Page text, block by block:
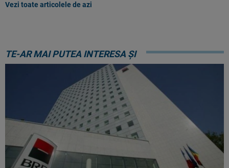
Vezi toate articolele de azi
TE-AR MAI PUTEA INTERESA ȘI